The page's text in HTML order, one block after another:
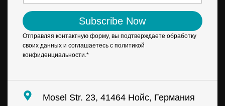
a
i
l
*
Subscribe Now
Отправляя контактную форму, вы подтверждаете обработку
своих данных и соглашаетесь с политикой
конфиденциальности.*
Mosel Str. 23, 41464 Нойс, Германия